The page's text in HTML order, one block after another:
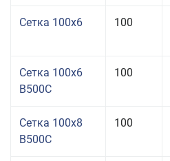
Сетка 100x6 100
Сетка 100x6
В500С
100
Сетка 100x8
В500С
100